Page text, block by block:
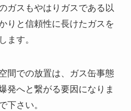
ガスもやはりガスである以
りと信頼性に長けたガスを
ます。
間での放置は、ガス缶事態
発へと繋がる要因になりま
下さい。